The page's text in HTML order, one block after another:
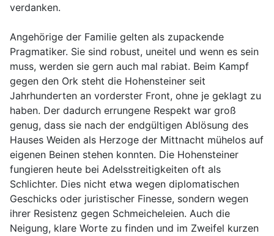
verdanken.
Angehörige der Familie gelten als zupackende
Pragmatiker. Sie sind robust, uneitel und wenn es sein
muss, werden sie gern auch mal rabiat. Beim Kampf
gegen den Ork steht die Hohensteiner seit
Jahrhunderten an vorderster Front, ohne je geklagt zu
haben. Der dadurch errungene Respekt war groß
genug, dass sie nach der endgültigen Ablösung des
Hauses Weiden als Herzoge der Mittnacht mühelos auf
eigenen Beinen stehen konnten. Die Hohensteiner
fungieren heute bei Adelsstreitigkeiten oft als
Schlichter. Dies nicht etwa wegen diplomatischen
Geschicks oder juristischer Finesse, sondern wegen
ihrer Resistenz gegen Schmeicheleien. Auch die
Neigung, klare Worte zu finden und im Zweifel kurzen